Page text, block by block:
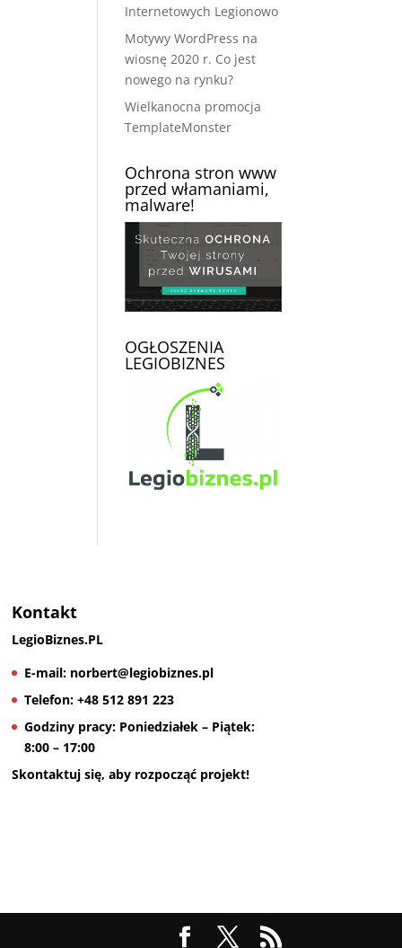
Internetowych Legionowo
Motywy WordPress na
wiosnę 2020 r. Co jest
nowego na rynku?
Wielkanocna promocja
TemplateMonster
Ochrona stron www
przed włamaniami,
malware!
OGŁOSZENIA
LEGIOBIZNES
Kontakt
LegioBiznes.PL
E-mail:norbert@legiobiznes.pl
Telefon:+48 512 891 223
Godziny pracy:Poniedziałek – Piątek:
8:00 – 17:00
Skontaktuj się, aby rozpocząć projekt!